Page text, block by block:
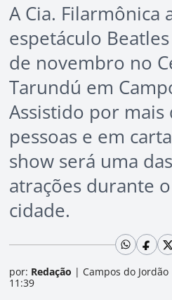
A Cia. Filarmônica
espetáculo
de novembro no
Tarundú em
Assistido por mais
pessoas e em
show será uma
atrações durante
cidade.
por: Redação | Campos do Jordão
11:39